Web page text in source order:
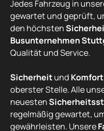
Jedes Fahrzeug in
gewartet und geprüft,
den höchsten
Busunternehmen
Qualität und Service.
Sicherheitund Komfort
oberster Stelle. Alle
neuesten
regelmäßig gewartet,
gewährleisten. Unsere